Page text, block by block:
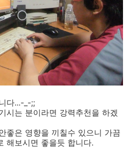
다...-_-;;
시는 분이라면 강력추천을 하겠
좋은 영향을 끼칠수 있으니 가끔
해보시면 좋을듯 합니다.